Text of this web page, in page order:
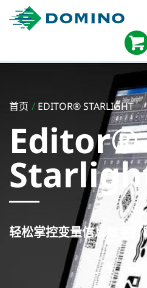
首页 / EDITOR® STARLIGHT
Editor®
轻松掌控变量信息数字打